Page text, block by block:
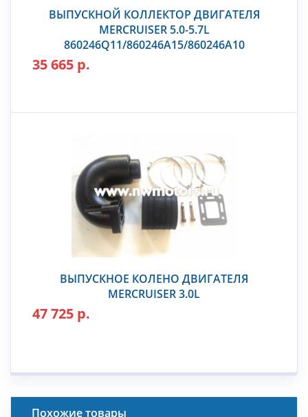
ВЫПУСКНОЙ КОЛЛЕКТОР ДВИГАТЕЛЯ
MERCRUISER 5.0-5.7L
860246Q11/860246A15/860246A10
35 665 р.
ВЫПУСКНОЕ КОЛЕНО ДВИГАТЕЛЯ
MERCRUISER 3.0L
47 725 р.
Похожие товары